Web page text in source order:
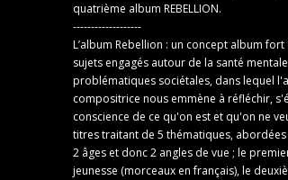
quatrième album REBELLION.
-------------------
L’album Rebellion : un concept album
sujets engagés autour de la santé
problématiques sociétales, dans lequel
compositrice nous emmène à réfléchir,
conscience de ce qu'on est et qu'on ne
titres traitant de 5 thématiques,
2 âges et donc 2 angles de vue ; le
jeunesse (morceaux en français), le